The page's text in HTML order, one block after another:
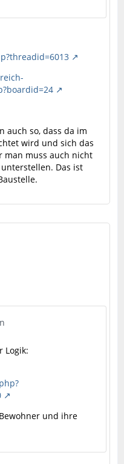
auch so, dass da im
wird und sich das
man muss auch nicht
Das ist
Logik:
und ihre